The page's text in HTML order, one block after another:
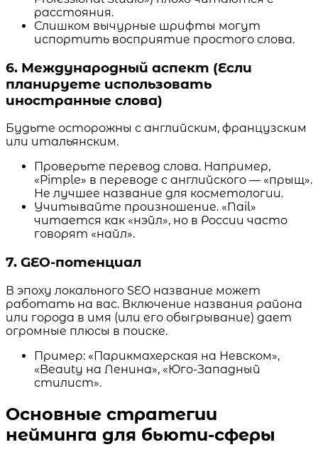
расстояния.
Слишком вычурные шрифты могут
испортить восприятие простого слова.
6. Международный аспект (Если
планируете использовать
иностранные слова)
Будьте осторожны с английским, французским
или итальянским.
Проверьте перевод слова. Например,
«Pimple» в переводе с английского — «прыщ».
Не лучшее название для косметологии.
Учитывайте произношение. «Nail»
читается как «нэйл», но в России часто
говорят «найл».
7. GEO-потенциал
В эпоху локального SEO название может
работать на вас. Включение названия района
или города в имя (или его обыгрывание) дает
огромные плюсы в поиске.
Пример: «Парикмахерская на Невском»,
«Beauty на Ленина», «Юго-Западный
стилист».
Основные стратегии
нейминга для бьюти-сферы